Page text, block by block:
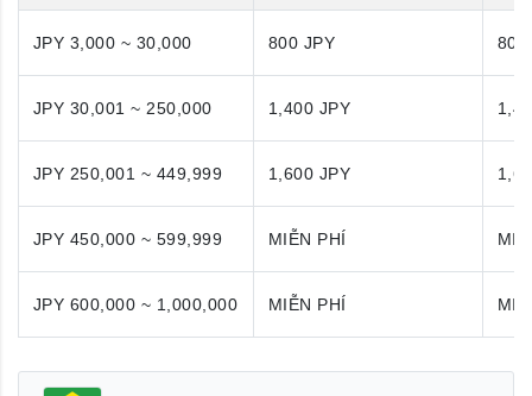
JPY 3,000 ~ 30,000 800 JPY 800
JPY 30,001 ~ 250,000 1,400 JPY
JPY 250,001 ~ 449,999 1,600 JPY
JPY 450,000 ~ 599,999 MIỄN PHÍ
JPY 600,000 ~ 1,000,000 MIỄN PHÍ